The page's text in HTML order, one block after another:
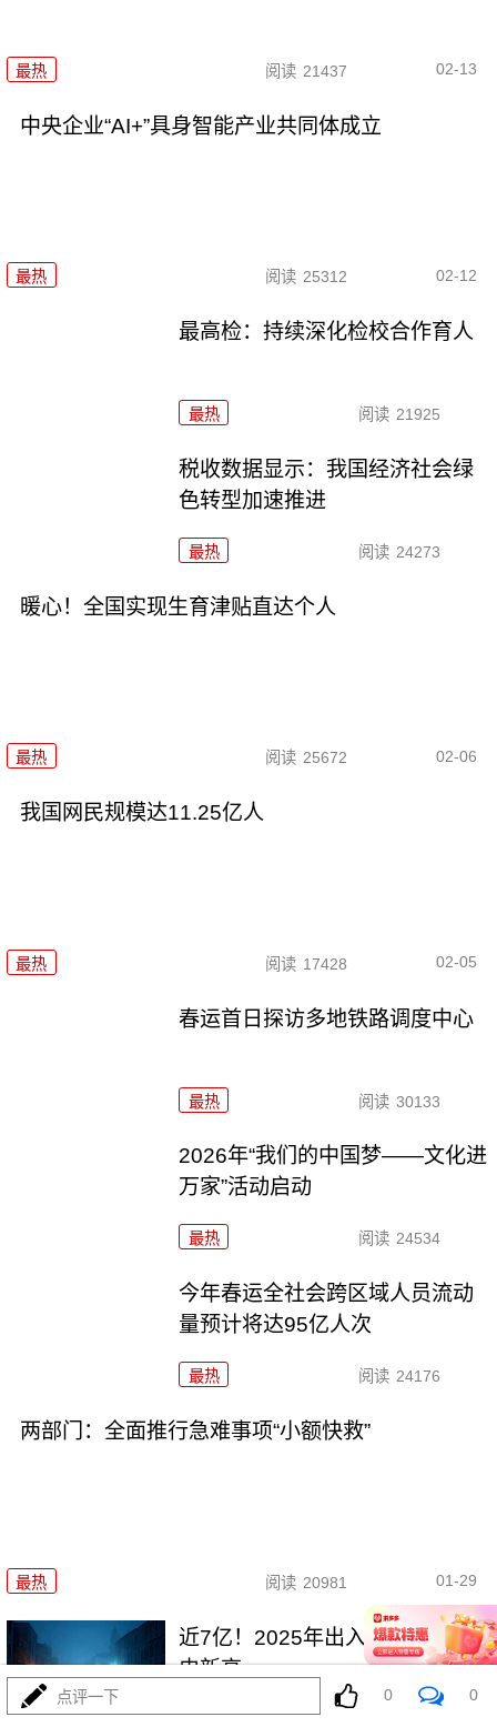
最热 阅读 21437 02-13
中央企业“AI+”具身智能产业共同体成立
最热 阅读 25312 02-12
最高检：持续深化检校合作育人
最热 阅读 21925
税收数据显示：我国经济社会绿
色转型加速推进
最热 阅读 24273
暖心！全国实现生育津贴直达个人
最热 阅读 25672 02-06
我国网民规模达11.25亿人
最热 阅读 17428 02-05
春运首日探访多地铁路调度中心
最热 阅读 30133
2026年“我们的中国梦——文化进
万家”活动启动
最热 阅读 24534
今年春运全社会跨区域人员流动
量预计将达95亿人次
最热 阅读 24176
两部门：全面推行急难事项“小额快救”
最热 阅读 20981 01-29
近7亿！2025年出入境人次创历
史新高
最热
点评一下 0 0